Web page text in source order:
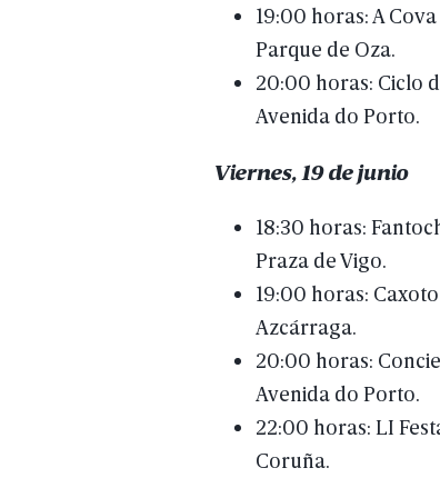
19:00 horas: A Cova
Parque de Oza.
20:00 horas: Ciclo
Avenida do Porto.
Viernes, 19dejunio
18:30 horas:
Praza deVigo.
19:00 horas: Caxoto
Azcárraga.
20:00 horas:
Avenida do Porto.
22:00 horas: LI
Coruña.